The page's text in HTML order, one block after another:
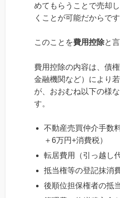
めてもらうことで売却
くことが可能だからです
このことを費用控除と言
費用控除の内容は、債
金融機関など）により
が、おおむね以下の様
す。
不動産売買仲介手数
＋6万円+消費税）
転居費用（引っ越し代
抵当権等の登記抹消
後順位担保権者の抵